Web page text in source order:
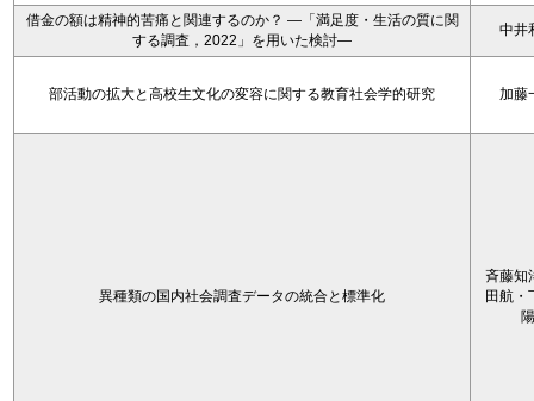
借金の額は精神的苦痛と関連するのか？ ―「満足度・生活の質に関
する調査，2022」を用いた検討―
中井
部活動の拡大と高校生文化の変容に関する教育社会学的研究 加藤
異種類の国内社会調査データの統合と標準化
斉藤知
田航・
陽